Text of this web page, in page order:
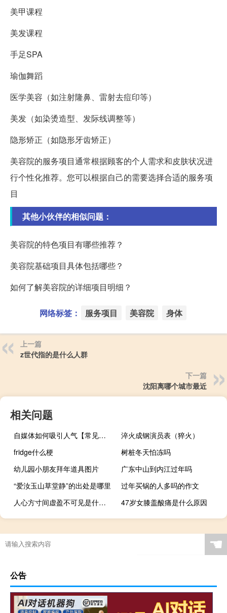
美甲课程
美发课程
手足SPA
瑜伽舞蹈
医学美容（如注射隆鼻、雷射去痘印等）
美发（如染烫造型、发际线调整等）
隐形矫正（如隐形牙齿矫正）
美容院的服务项目通常根据顾客的个人需求和皮肤状况进
行个性化推荐。您可以根据自己的需要选择合适的服务项
目
其他小伙伴的相似问题：
美容院的特色项目有哪些推荐？
美容院基础项目具体包括哪些？
如何了解美容院的详细项目明细？
网络标签： 服务项目 美容院 身体
上一篇
z世代指的是什么人群
下一篇
沈阳离哪个城市最近
相关问题
自媒体如何吸引人气【常见的策略和方法提高吸引力】
淬火成钢演员表（猝火）
fridge什么梗
树桩冬天怕冻吗
幼儿园小朋友拜年道具图片
广东中山到内江过年吗
“爱汝玉山草堂静”的出处是哪里
过年买锅的人多吗的作文
人心方寸间虚盈不可见是什么意思
47岁女膝盖酸痛是什么原因
小孩回南阳过年怎么过
☚
公告